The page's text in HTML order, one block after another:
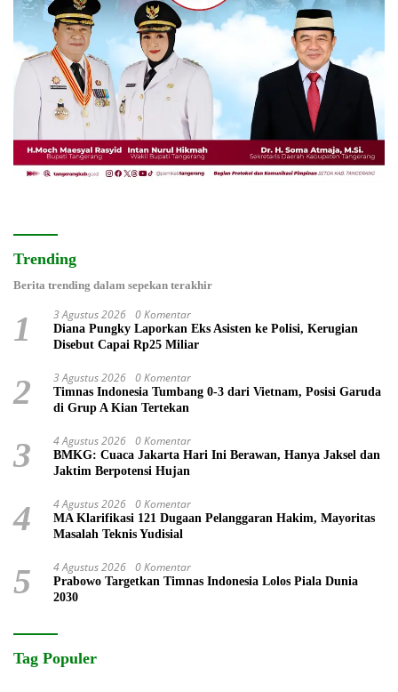
Trending
Berita trending dalam sepekan terakhir
1 3 Agustus 2026 0 Komentar
Diana Pungky Laporkan Eks Asisten ke Polisi, Kerugian
Disebut Capai Rp25 Miliar
2 3 Agustus 2026 0 Komentar
Timnas Indonesia Tumbang 0-3 dari Vietnam, Posisi Garuda
di Grup A Kian Tertekan
3 4 Agustus 2026 0 Komentar
BMKG: Cuaca Jakarta Hari Ini Berawan, Hanya Jaksel dan
Jaktim Berpotensi Hujan
4 4 Agustus 2026 0 Komentar
MA Klarifikasi 121 Dugaan Pelanggaran Hakim, Mayoritas
Masalah Teknis Yudisial
5 4 Agustus 2026 0 Komentar
Prabowo Targetkan Timnas Indonesia Lolos Piala Dunia
2030
Tag Populer